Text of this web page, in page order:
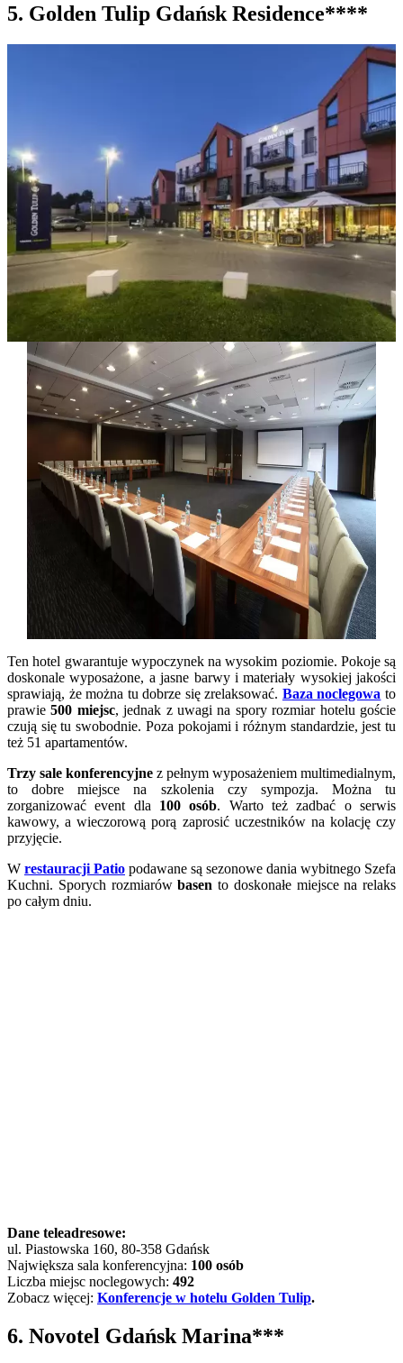
5. Golden Tulip Gdańsk Residence****
Ten hotel gwarantuje wypoczynek na wysokim poziomie. Pokoje są
doskonale wyposażone, a jasne barwy i materiały wysokiej jakości
sprawiają, że można tu dobrze się zrelaksować. Baza noclegowa to
prawie500 miejsc, jednak z uwagi na spory rozmiar hotelu goście
czują się tu swobodnie. Poza pokojami i różnym standardzie, jest tu
też 51 apartamentów.
Trzy sale konferencyjne z pełnym wyposażeniem multimedialnym,
to dobre miejsce na szkolenia czy sympozja. Można tu
zorganizować event dla 100 osób. Warto też zadbać o serwis
kawowy, a wieczorową porą zaprosić uczestników na kolację czy
przyjęcie.
W restauracji Patio podawane są sezonowe dania wybitnego Szefa
Kuchni. Sporych rozmiarówbasen to doskonałe miejsce na relaks
po całym dniu.
Dane teleadresowe:
ul. Piastowska 160, 80-358 Gdańsk
Największa sala konferencyjna: 100 osób
Liczba miejsc noclegowych: 492
Zobacz więcej: Konferencje w hotelu Golden Tulip.
6. Novotel Gdańsk Marina***